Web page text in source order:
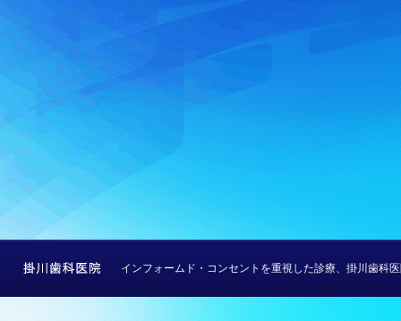
インフォームド・コンセントを重視した診療、掛川歯科